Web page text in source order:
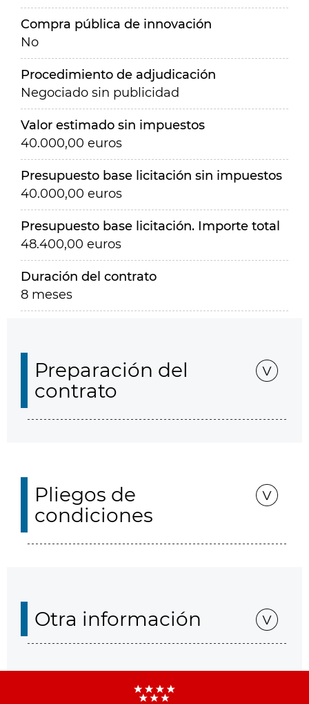
Compra pública de innovación
No
Procedimiento de adjudicación
Negociado sin publicidad
Valor estimado sin impuestos
40.000,00 euros
Presupuesto base licitación sin impuestos
40.000,00 euros
Presupuesto base licitación. Importe total
48.400,00 euros
Duración del contrato
8 meses
Preparación del
contrato
Pliegos de
condiciones
Otra información